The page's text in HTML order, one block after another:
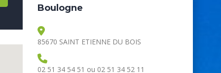
Boulogne
85670 SAINT ETIENNE DU BOIS
02 51 34 54 51 ou 02 51 34 52 11